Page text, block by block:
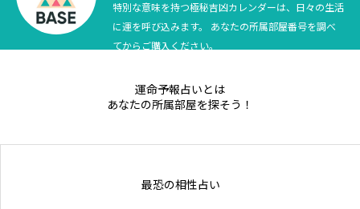
テニス四大大会・五輪
特別な意味を持つ極秘吉凶カレンダーは、日々の生活
に運を呼び込みます。 あなたの所属部屋番号を調べ
てからご購入ください。
運命予報占いとは
あなたの所属部屋を探そう！
最恐の相性占い